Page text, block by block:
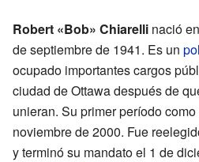
Robert «Bob» Chiarelli nació en
de septiembre de 1941. Es un
ocupado importantes cargos
ciudad de Ottawa después de
unieran. Su primer período
noviembre de 2000. Fue
y terminó su mandato el 1 de